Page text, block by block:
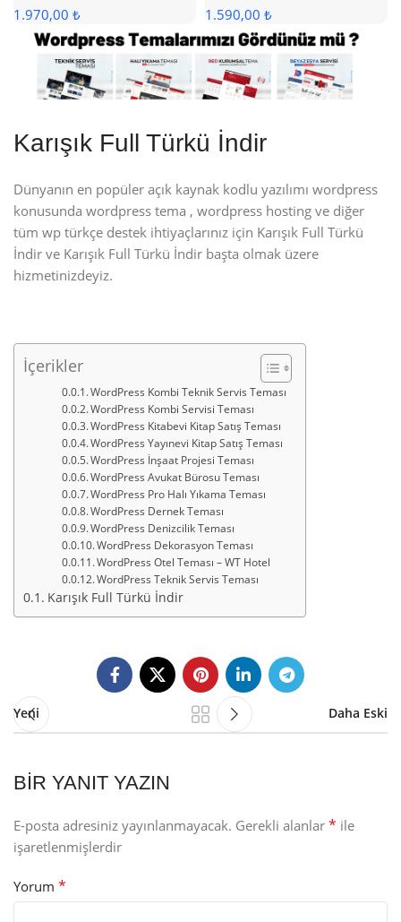
1.970,00 ₺ 1.590,00 ₺
Karışık Full Türkü İndir
Dünyanın en popüler açık kaynak kodlu yazılımı wordpress
konusunda wordpress tema , wordpress hosting ve diğer
tüm wp türkçe destek ihtiyaçlarınız için Karışık Full Türkü
İndir ve Karışık Full Türkü İndir başta olmak üzere
hizmetinizdeyiz.
İçerikler
WordPress Kombi Teknik Servis Teması
WordPress Kombi Servisi Teması
WordPress Kitabevi Kitap Satış Teması
WordPress Yayınevi Kitap Satış Teması
WordPress İnşaat Projesi Teması
WordPress Avukat Bürosu Teması
WordPress Pro Halı Yıkama Teması
WordPress Dernek Teması
WordPress Denizcilik Teması
WordPress Dekorasyon Teması
WordPress Otel Teması – WT Hotel
WordPress Teknik Servis Teması
Karışık Full Türkü İndir
Yeni Daha Eski
BIR YANIT YAZIN
E-posta adresiniz yayınlanmayacak. Gerekli alanlar * ile
işaretlenmişlerdir
Yorum *